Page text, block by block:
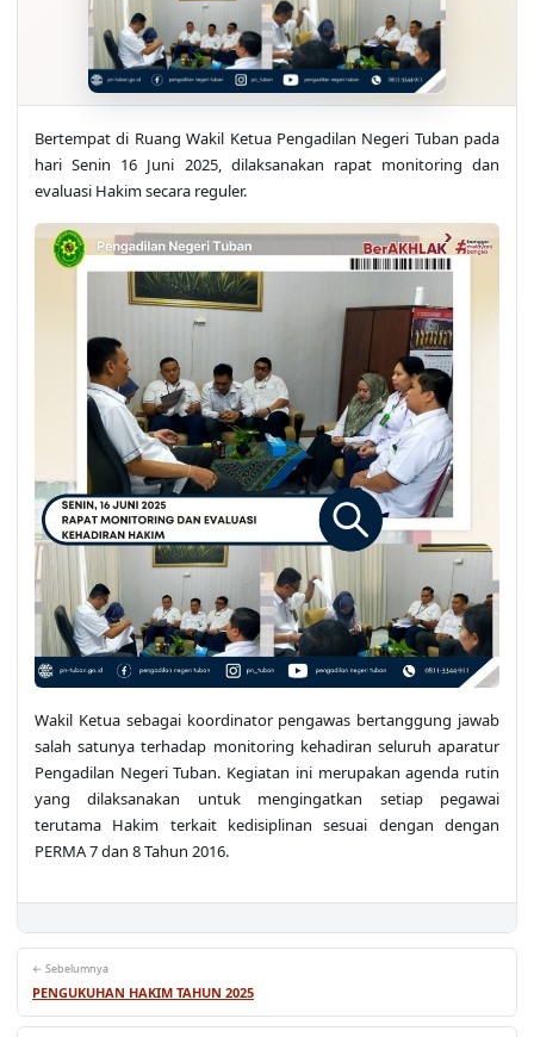
Bertempat di Ruang Wakil Ketua Pengadilan Negeri Tuban pada
hari Senin 16 Juni 2025, dilaksanakan rapat monitoring dan
evaluasi Hakim secara reguler.
Wakil Ketua sebagai koordinator pengawas bertanggung jawab
salah satunya terhadap monitoring kehadiran seluruh aparatur
Pengadilan Negeri Tuban. Kegiatan ini merupakan agenda rutin
yang dilaksanakan untuk mengingatkan setiap pegawai
terutama Hakim terkait kedisiplinan sesuai dengan dengan
← Sebelumnya
PENGUKUHAN HAKIM TAHUN 2025